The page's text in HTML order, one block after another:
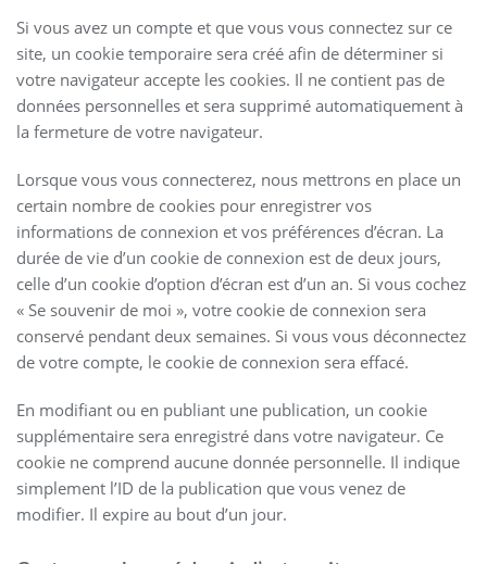
Si vous avez un compte et que vous vous connectez sur ce
site, un cookie temporaire sera créé afin de déterminer si
votre navigateur accepte les cookies. Il ne contient pas de
données personnelles et sera supprimé automatiquement à
la fermeture de votre navigateur.
Lorsque vous vous connecterez, nous mettrons en place un
certain nombre de cookies pour enregistrer vos
informations de connexion et vos préférences d’écran. La
durée de vie d’un cookie de connexion est de deux jours,
celle d’un cookie d’option d’écran est d’un an. Si vous cochez
« Se souvenir de moi », votre cookie de connexion sera
conservé pendant deux semaines. Si vous vous déconnectez
de votre compte, le cookie de connexion sera effacé.
En modifiant ou en publiant une publication, un cookie
supplémentaire sera enregistré dans votre navigateur. Ce
cookie ne comprend aucune donnée personnelle. Il indique
simplement l’ID de la publication que vous venez de
modifier. Il expire au bout d’un jour.